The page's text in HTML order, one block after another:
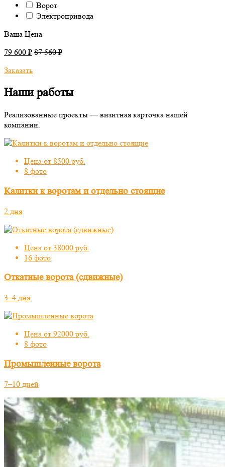
Ворот
Электропривода
Ваша Цена
79 600 ₽ 87 560 ₽
Заказать
Наши работы
Реализованные проекты — визитная карточка нашей
компании.
Цена от 8500 руб.
8 фото
Калитки к воротам и отдельно стоящие
2 дня
Цена от 38000 руб.
16 фото
Откатные ворота (сдвижные)
3–4 дня
Цена от 92000 руб.
8 фото
Промышленные ворота
7–10 дней